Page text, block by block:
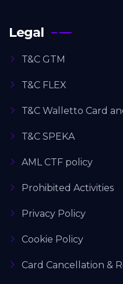
Legal
T&C GTM
T&C FLEX
T&C Walletto Card
T&C SPEKA
AML CTF policy
Prohibited Activities
Privacy Policy
Cookie Policy
Card Cancellation &